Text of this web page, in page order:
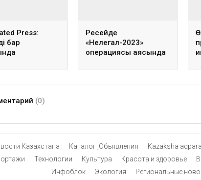
Press:
бар
бар
Ресейде
«Нелегал-2023»
операциясы аясында
депортацияланды
(0)
Казахстана Каталог ,Объявления Kazaksha
Технологии Культура Красота и здоровье
Инфоблок
Экология Региональные